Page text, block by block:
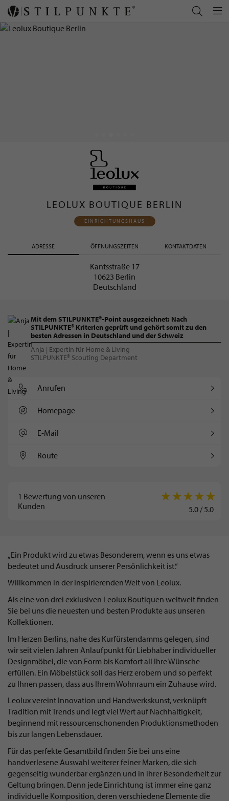
LEOLUX BOUTIQUE BERLIN
EINRICHTUNGSHAUS
ADRESSE ÖFFNUNGSZEITEN KONTAKTDATEN
Kantsstraße 17
10623 Berlin
Deutschland
Mit dem STILPUNKTE®-Point ausgezeichnet: Nach
STILPUNKTE® Kriterien geprüft und gehört somit zu den
besten Adressen in Deutschland und der Schweiz
Anja | Expertin für Home & Living
STILPUNKTE® Scouting Department
Anrufen
Homepage
E-Mail
Route
1 Bewertung von unseren
Kunden
5.0/5.0
„Ein Produkt wird zu etwas Besonderem, wenn es uns etwas
bedeutet und Ausdruck unserer Persönlichkeit ist.“
Willkommen in der inspirierenden Welt von Leolux.
Als eine von drei exklusiven Leolux Boutiquen weltweit finden
Sie bei uns die neuesten und besten Produkte aus unseren
Kollektionen.
Im Herzen Berlins, nahe des Kurfürstendamms gelegen, sind
wir seit vielen Jahren Anlaufpunkt für Liebhaber individueller
Designmöbel, die von Form bis Komfort all Ihre Wünsche
erfüllen. Ein Möbelstück soll das Herz erobern und so perfekt
zu Ihnen passen, dass aus Ihrem Wohnraum ein Zuhause wird.
Leolux vereint Innovation und Handwerkskunst, verknüpft
Tradition mit Trends und legt viel Wert auf Nachhaltigkeit,
beginnend mit ressourcenschonenden Produktionsmethoden
bis zur langen Lebensdauer.
Für das perfekte Gesamtbild finden Sie bei uns eine
handverlesene Auswahl weiterer feiner Marken, die sich
gegenseitig wunderbar ergänzen und in ihrer Besonderheit zur
Geltung bringen. Denn jede Einrichtung ist immer eine ganz
individuelle Komposition, deren verschiedene Elemente die